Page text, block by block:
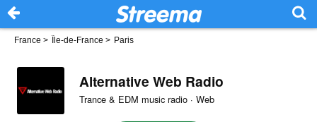
France > Île-de-France > Paris
Alternative Web Radio
Trance & EDM music radio · Web